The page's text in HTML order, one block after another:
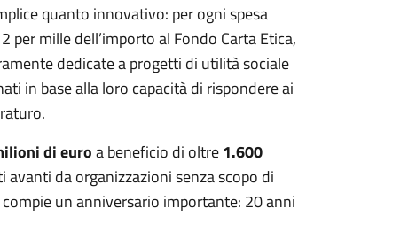
quanto innovativo: per ogni spesa
per mille dell’importo al Fondo Carta Etica,
dedicate a progetti di utilità sociale
in base alla loro capacità di rispondere ai
di euroa beneficio di oltre1.600
avanti da organizzazioni senza scopo di
un anniversario importante: 20 anni